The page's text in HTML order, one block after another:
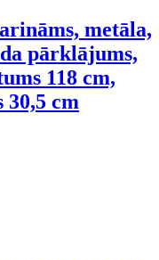
metāla,
pārklājums,
118 cm,
30,5 cm